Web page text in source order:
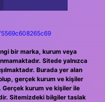
bir marka, kurum veya
Sitede yalnızca
Burada yer alan
gerçek kurum ve kişiler
Gerçek kurum ve kişiler ile
Sitemizdeki bilgiler taslak